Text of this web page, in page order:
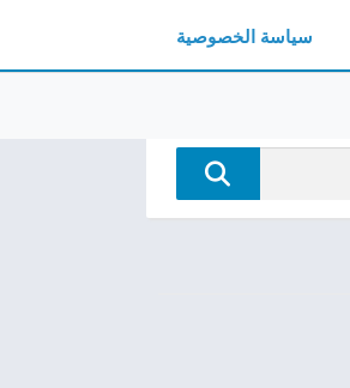
سياسة الخصوصية